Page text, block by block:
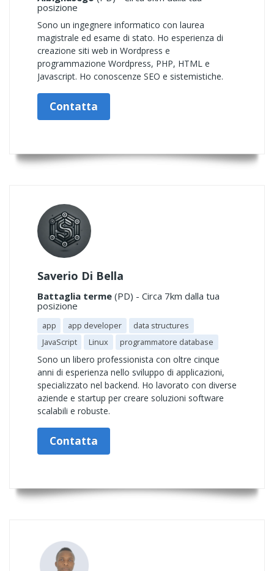
posizione
Sono un ingegnere informatico con laurea
magistrale ed esame di stato. Ho esperienza di
creazione siti web in Wordpress e
programmazione Wordpress, PHP, HTML e
Javascript. Ho conoscenze SEO e sistemistiche.
Contatta
Saverio Di Bella
Battaglia terme (PD) - Circa 7km dalla tua
posizione
app app developer
data structures
JavaScript
Linux programmatore database
Sono un libero professionista con oltre cinque
anni di esperienza nello sviluppo di applicazioni,
specializzato nel backend. Ho lavorato con diverse
aziende e startup per creare soluzioni software
scalabili e robuste.
Contatta